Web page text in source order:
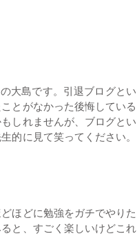
大島です。引退ブログとい
とがなかった後悔している
しれませんが、ブログとい
的に見て笑ってください。
ほどに勉強をガチでやりた
と、すごく楽しいけどこれ